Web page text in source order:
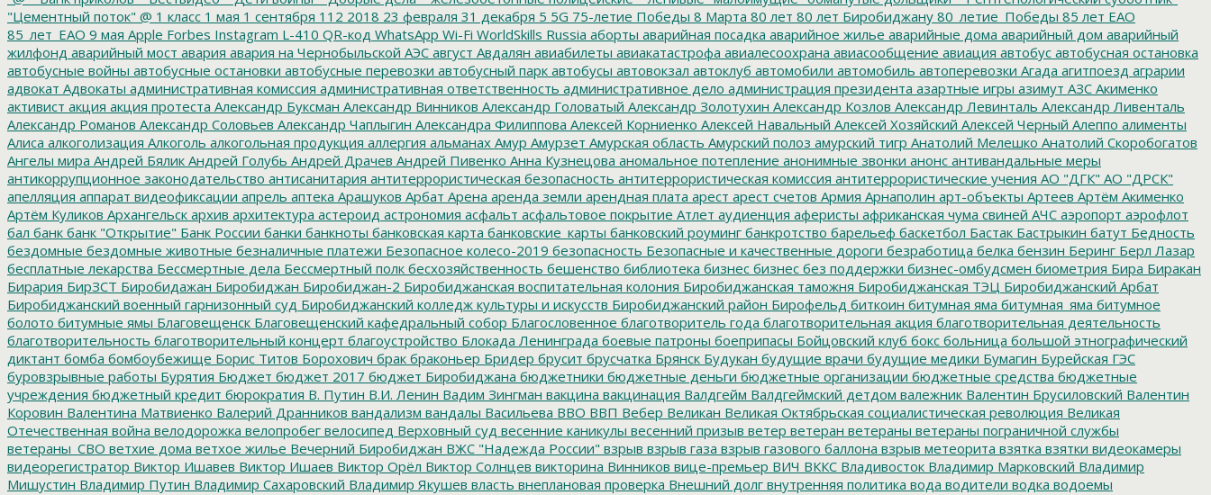
"Цементный поток" @ 1 класс 1 мая 1 сентября 112 2018 23 февраля 31 декабря 5 5G 75-летие Победы 8 Марта 80 лет 80 лет Биробиджану 80_летие_Победы 85 лет ЕАО
85_лет_ЕАО 9 мая Apple Forbes Instagram L-410 QR-код WhatsApp Wi-Fi WorldSkills Russia аборты аварийная посадка аварийное жилье аварийные дома аварийный дом аварийный
жилфонд аварийный мост авария авария на Чернобыльской АЭС август Авдалян авиабилеты авиакатастрофа авиалесоохрана авиасообщение авиация автобус автобусная остановка
автобусные войны автобусные остановки автобусные перевозки автобусный парк автобусы автовокзал автоклуб автомобили автомобиль автоперевозки Агада агитпоезд аграрии
адвокат Адвокаты административная комиссия административная ответственность административное дело администрация президента азартные игры азимут АЗС Акименко
активист акция акция протеста Александр Буксман Александр Винников Александр Головатый Александр Золотухин Александр Козлов Александр Левинталь Александр Ливенталь
Александр Романов Александр Соловьев Александр Чаплыгин Александра Филиппова Алексей Корниенко Алексей Навальный Алексей Хозяйский Алексей Черный Алеппо алименты
Алиса алкоголизация Алкоголь алкогольная продукция аллергия альманах Амур Амурзет Амурская область Амурский полоз амурский тигр Анатолий Мелешко Анатолий Скоробогатов
Ангелы мира Андрей Бялик Андрей Голубь Андрей Драчев Андрей Пивенко Анна Кузнецова аномальное потепление анонимные звонки анонс антивандальные меры
антикоррупционное законодательство антисанитария антитеррористическая безопасность антитеррористическая комиссия антитеррористические учения АО "ДГК" АО "ДРСК"
апелляция аппарат видеофиксации апрель аптека Арашуков Арбат Арена аренда земли арендная плата арест арест счетов Армия Арнаполин арт-объекты Артеев Артём Акименко
Артём Куликов Архангельск архив архитектура астероид астрономия асфальт асфальтовое покрытие Атлет аудиенция аферисты африканская чума свиней АЧС аэропорт аэрофлот
бал банк банк "Открытие" Банк России банки банкноты банковская карта банковские_карты банковский роуминг банкротство барельеф баскетбол Бастак Бастрыкин батут Бедность
бездомные бездомные животные безналичные платежи Безопасное колесо-2019 безопасность Безопасные и качественные дороги безработица белка бензин Беринг Берл Лазар
бесплатные лекарства Бессмертные дела Бессмертный полк бесхозяйственность бешенство библиотека бизнес бизнес без поддержки бизнес-омбудсмен биометрия Бира Биракан
Бирария БирЗСТ Биробидажан Биробиджан Биробиджан-2 Биробиджанская воспитательная колония Биробиджанская таможня Биробиджанская ТЭЦ Биробиджанский Арбат
Биробиджанский военный гарнизонный суд Биробиджанский колледж культуры и искусств Биробиджанский район Бирофельд биткоин битумная яма битумная_яма битумное
болото битумные ямы Благовещенск Благовещенский кафедральный собор Благословенное благотворитель года благотворительная акция благотворительная деятельность
благотворительность благотворительный концерт благоустройство Блокада Ленинграда боевые патроны боеприпасы Бойцовский клуб бокс больница большой этнографический
диктант бомба бомбоубежище Борис Титов Борохович брак браконьер Бридер брусит брусчатка Брянск Будукан будущие врачи будущие медики Бумагин Бурейская ГЭС
буровзрывные работы Бурятия Бюджет бюджет 2017 бюджет Биробиджана бюджетники бюджетные деньги бюджетные организации бюджетные средства бюджетные
учреждения бюджетный кредит бюрократия В. Путин В.И. Ленин Вадим Зингман вакцина вакцинация Валдгейм Валдгеймский детдом валежник Валентин Брусиловский Валентин
Коровин Валентина Матвиенко Валерий Дранников вандализм вандалы Васильева ВВО ВВП Вебер Великан Великая Октябрьская социалистическая революция Великая
Отечественная война велодорожка велопробег велосипед Верховный суд весенние каникулы весенний призыв ветер ветеран ветераны ветераны пограничной службы
ветераны_СВО ветхие дома ветхое жилье Вечерний Биробиджан ВЖС "Надежда России" взрыв взрыв газа взрыв газового баллона взрыв метеорита взятка взятки видеокамеры
видеорегистратор Виктор Ишавев Виктор Ишаев Виктор Орёл Виктор Солнцев викторина Винников вице-премьер ВИЧ ВККС Владивосток Владимир Марковский Владимир
Мишустин Владимир Путин Владимир Сахаровский Владимир Якушев власть внеплановая проверка Внешний долг внутренняя политика вода водители водка водоемы